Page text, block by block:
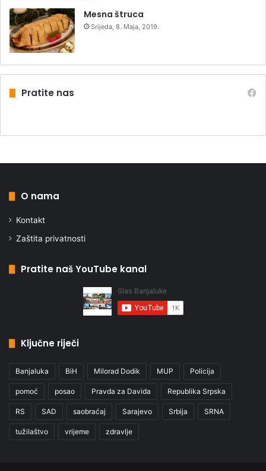
Mesna štruca
Srijeda, 8. Maja, 2019.
Pratite nas
O nama
Kontakt
Zaštita privatnosti
Pratite naš YouTube kanal
Ključne riječi
Banjaluka BiH Milorad Dodik MUP Policija
pomoć posao Pravda za Davida Republika Srpska
RS SAD saobraćaj Sarajevo Srbija SRNA
tužilaštvo vrijeme zdravlje